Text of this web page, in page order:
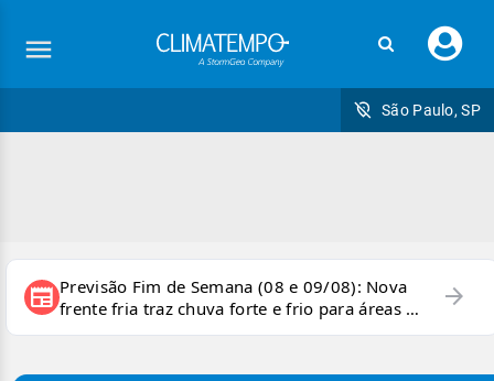
seu
São Paulo, SP
newspaper Previsão Fim de Semana (08 e 09/08): Nova
frente fria traz chuva forte e frio para áreas do
país
arrow_forward